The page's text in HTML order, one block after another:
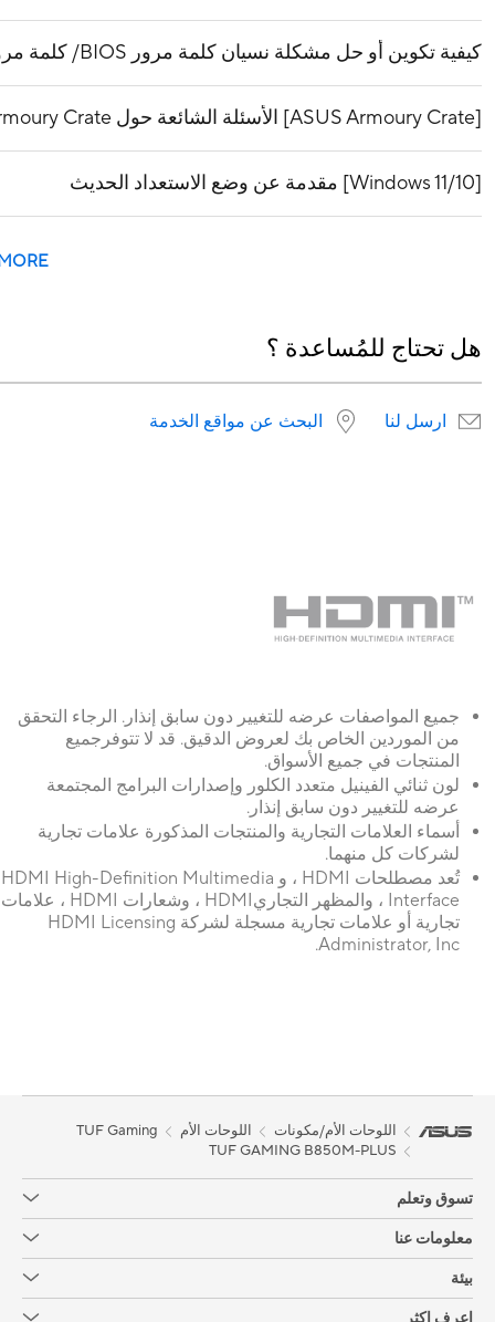
هل تحتاج للمُساعدة ؟
ارسل لنا البحث عن مواقع الخدمة
كيفية تكوين أو حل مشكلة نسيان كلمة مرور BIOS/ كلمة مرور UEFI/ كلمة مرور الإقلاع
[ASUS Armoury Crate] الأسئلة الشائعة حول Armoury Crate
[Windows 11/10] مقدمة عن وضع الاستعداد الحديث
جميع المواصفات عرضه للتغيير دون سابق إنذار. الرجاء التحقق
من الموردين الخاص بك لعروض الدقيق. قد لا تتوفرجميع
المنتجات في جميع الأسواق.
لون ثنائي الفينيل متعدد الكلور وإصدارات البرامج المجتمعة
عرضه للتغيير دون سابق إنذار.
أسماء العلامات التجارية والمنتجات المذكورة علامات تجارية
لشركات كل منهما.
تُعد مصطلحات HDMI ، و HDMI High-Definition Multimedia
Interface ، والمظهر التجاريHDMI ، وشعارات HDMI ، علامات
تجارية أو علامات تجارية مسجلة لشركة HDMI Licensing
Administrator, Inc.
اللوحات الأم/مكونات اللوحات الأم
TUF Gaming
TUF GAMING B850M-PLUS
تسوق وتعلم
معلومات عنا
بيئة